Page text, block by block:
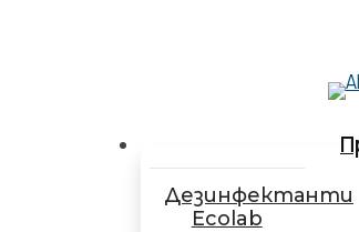
Дезинфектанти
Ecolab